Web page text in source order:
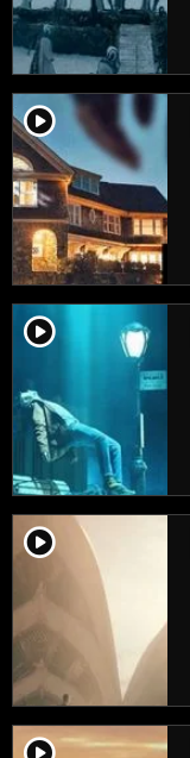
player2
player2
player2